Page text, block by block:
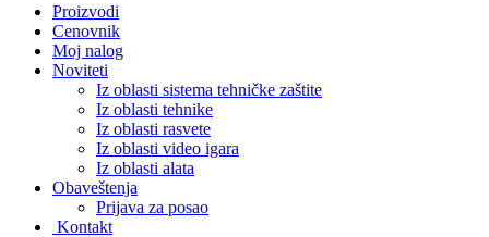
Proizvodi
Cenovnik
Moj nalog
Noviteti
Iz oblasti sistema tehničke zaštite
Iz oblasti tehnike
Iz oblasti rasvete
Iz oblasti video igara
Iz oblasti alata
Obaveštenja
Prijava za posao
Kontakt